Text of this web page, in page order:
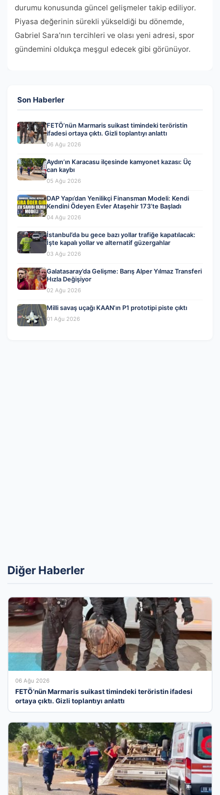
durumu konusunda güncel gelişmeler takip ediliyor.
Piyasa değerinin sürekli yükseldiği bu dönemde,
Gabriel Sara’nın tercihleri ve olası yeni adresi, spor
gündemini oldukça meşgul edecek gibi görünüyor.
Son Haberler
FETÖ’nün Marmaris suikast timindeki teröristin
ifadesi ortaya çıktı. Gizli toplantıyı anlattı
06 Ağu 2026
Aydın’ın Karacasu ilçesinde kamyonet kazası: Üç
can kaybı
05 Ağu 2026
DAP Yapı’dan Yenilikçi Finansman Modeli: Kendi
Kendini Ödeyen Evler Ataşehir 173’te Başladı
04 Ağu 2026
İstanbul’da bu gece bazı yollar trafiğe kapatılacak:
İşte kapalı yollar ve alternatif güzergahlar
03 Ağu 2026
Galatasaray’da Gelişme: Barış Alper Yılmaz Transferi
Hızla Değişiyor
02 Ağu 2026
Milli savaş uçağı KAAN’ın P1 prototipi piste çıktı
01 Ağu 2026
Diğer Haberler
06 Ağu 2026
FETÖ’nün Marmaris suikast timindeki teröristin ifadesi
ortaya çıktı. Gizli toplantıyı anlattı